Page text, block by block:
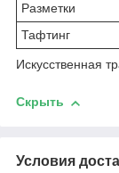
Разметки
Тафтинг
Искусственная
Скрыть
Условия